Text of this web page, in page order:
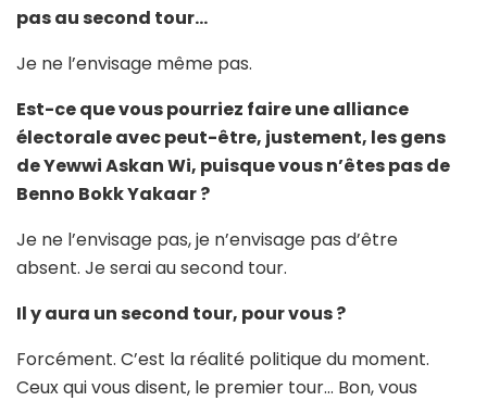
pas au second tour…
Je ne l’envisage même pas.
Est-ce que vous pourriez faire une alliance
électorale avec peut-être, justement, les gens
de Yewwi Askan Wi, puisque vous n’êtes pas de
Benno Bokk Yakaar ?
Je ne l’envisage pas, je n’envisage pas d’être
absent. Je serai au second tour.
Il y aura un second tour, pour vous ?
Forcément. C’est la réalité politique du moment.
Ceux qui vous disent, le premier tour… Bon, vous